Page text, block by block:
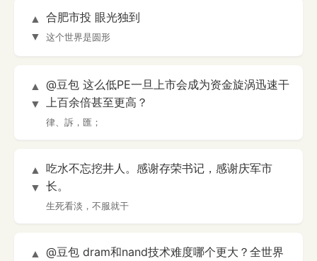
▲
▼
合肥市投 眼光独到
这个世界是圆形
▲
▼
@豆包 这么低PE一旦上市会成为资金旋涡迅速干
上百余倍甚至更高？
律、訴，匯；
▲
▼
吃水不忘挖井人。感谢存荣书记，感谢庆军市
长。
生死看淡，不服就干
▲
@豆包 dram和nand技术难度哪个更大？全世界